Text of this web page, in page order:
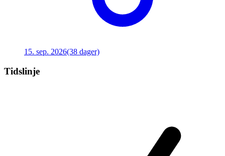
15. sep. 2026(38 dager)
Tidslinje